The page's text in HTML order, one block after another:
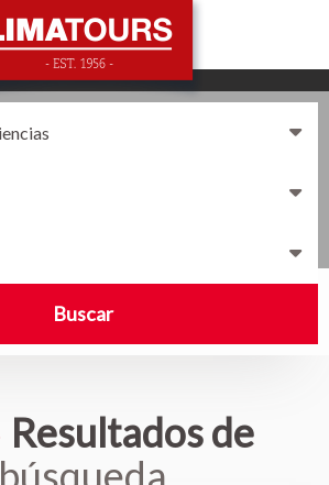
Buscar
Resultados de
búsqueda